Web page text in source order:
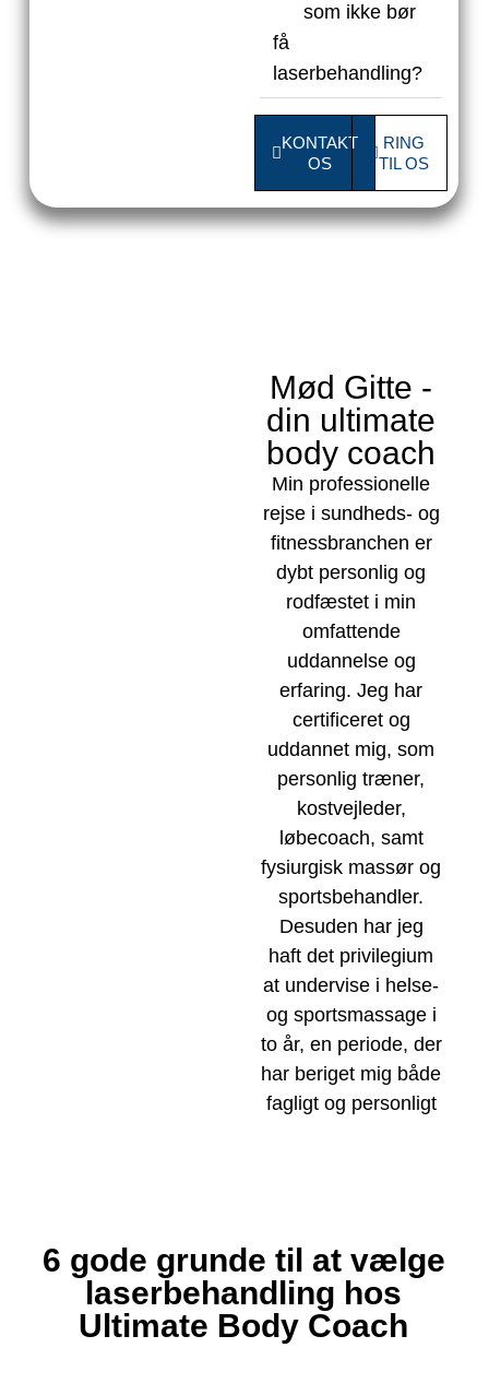
som ikke bør
få
laserbehandling?
KONTAKT
OS
RING
TIL OS
Mød Gitte -
din ultimate
body coach
Min professionelle
rejse i sundheds- og
fitnessbranchen er
dybt personlig og
rodfæstet i min
omfattende
uddannelse og
erfaring. Jeg har
certificeret og
uddannet mig, som
personlig træner,
kostvejleder,
løbecoach, samt
fysiurgisk massør og
sportsbehandler.
Desuden har jeg
haft det privilegium
at undervise i helse-
og sportsmassage i
to år, en periode, der
har beriget mig både
fagligt og personligt
6 gode grunde til at vælge
laserbehandling hos
Ultimate Body Coach